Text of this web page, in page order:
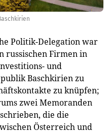
Politik-Delegation war
russischen Firmen in
und
Baschkirien zu
zu knüpfen;
zwei Memoranden
die die
Österreich und